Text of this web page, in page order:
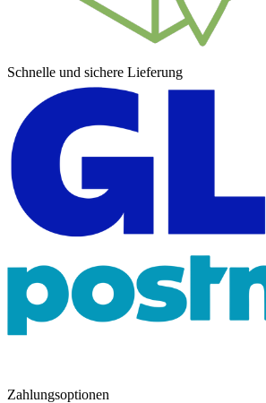
Schnelle und sichere Lieferung
Zahlungsoptionen